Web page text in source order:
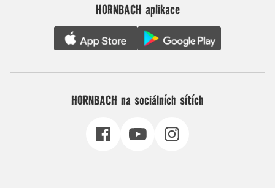
HORNBACH aplikace
HORNBACH na sociálních sítích